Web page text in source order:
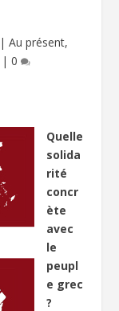
| Au présent,
| 0
Quelle
solida
rité
concr
ète
avec
le
peupl
e grec
?